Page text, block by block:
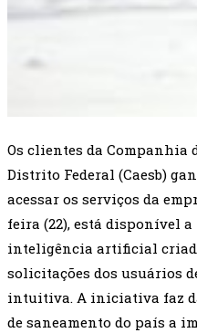
Os clientes da Companhia
Distrito Federal (Caesb)
acessar os serviços da
feira (22), está disponível
inteligência artificial
solicitações dos usuários
intuitiva. A iniciativa faz
de saneamento do país a